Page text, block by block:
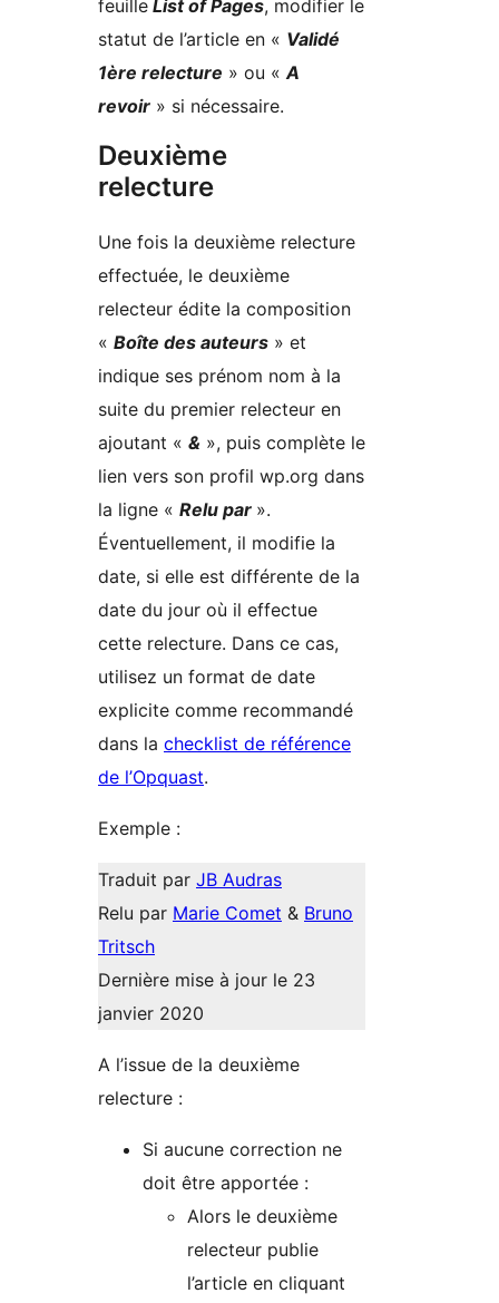
feuille List of Pages, modifier le
statut de l’article en « Validé
1ère relecture » ou « A
revoir » si nécessaire.
Deuxième
relecture
Une fois la deuxième relecture
effectuée, le deuxième
relecteur édite la composition
« Boîte des auteurs » et
indique ses prénom nom à la
suite du premier relecteur en
ajoutant « & », puis complète le
lien vers son profil wp.org dans
la ligne « Relu par ».
Éventuellement, il modifie la
date, si elle est différente de la
date du jour où il effectue
cette relecture. Dans ce cas,
utilisez un format de date
explicite comme recommandé
dans la checklist de référence
de l’Opquast.
Exemple :
Traduit par JB Audras
Relu par Marie Comet & Bruno
Tritsch
Dernière mise à jour le 23
janvier 2020
A l’issue de la deuxième
relecture :
Si aucune correction ne
doit être apportée :
Alors le deuxième
relecteur publie
l’article en cliquant